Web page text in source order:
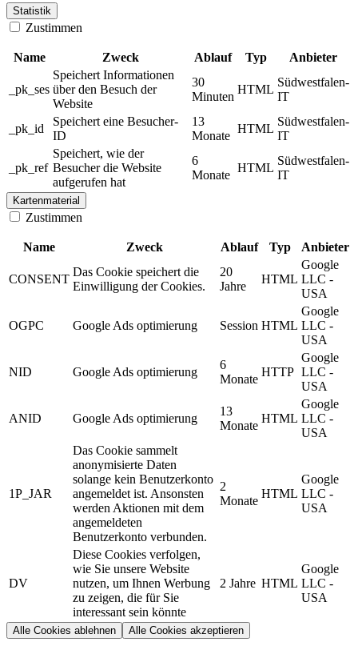
Statistik
Zustimmen
Name Zweck Ablauf Typ Anbieter
_pk_ses
Speichert Informationen
über den Besuch der
Website
30
Minuten
HTML
Südwestfalen-
IT
_pk_id
Speichert eine Besucher-
ID
13
Monate
HTML
Südwestfalen-
IT
_pk_ref
Speichert, wie der
Besucher die Website
aufgerufen hat
6
Monate
HTML
Südwestfalen-
IT
Kartenmaterial
Zustimmen
Name Zweck Ablauf Typ Anbieter
CONSENT
Das Cookie speichert die
Einwilligung der Cookies.
20
Jahre
HTML
Google
LLC -
USA
OGPC Google Ads optimierung Session HTML
Google
LLC -
USA
NID Google Ads optimierung
6
Monate
HTTP
Google
LLC -
USA
ANID Google Ads optimierung
13
Monate
HTML
Google
LLC -
USA
1P_JAR
Das Cookie sammelt
anonymisierte Daten
solange kein Benutzerkonto
angemeldet ist. Ansonsten
werden Aktionen mit dem
angemeldeten
Benutzerkonto verbunden.
2
Monate
HTML
Google
LLC -
USA
DV
Diese Cookies verfolgen,
wie Sie unsere Website
nutzen, um Ihnen Werbung
zu zeigen, die für Sie
interessant sein könnte
2 Jahre HTML
Google
LLC -
USA
Alle Cookies ablehnen Alle Cookies akzeptieren